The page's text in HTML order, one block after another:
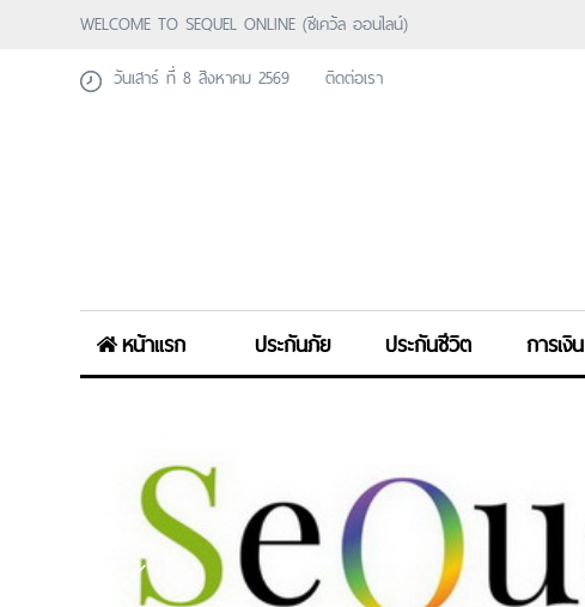
WELCOME TO SEQUEL ONLINE (ซีเคว้ล ออนไลน์)
วันเสาร์ ที่ 8 สิงหาคม 2569
ติดต่อเรา
หน้าแรก ประกันภัย ประกันชีวิต การเงิน